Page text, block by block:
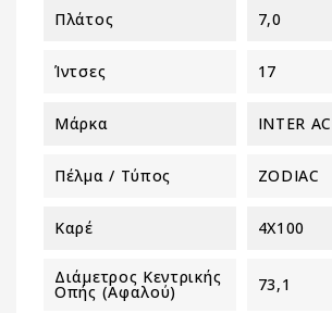
Πλάτος 7,0
Ίντσες 17
Μάρκα INTER
Πέλμα / Τύπος ZODIAC
Καρέ 4X100
Διάμετρος Κεντρικής
Οπής (αφαλού) 73,1